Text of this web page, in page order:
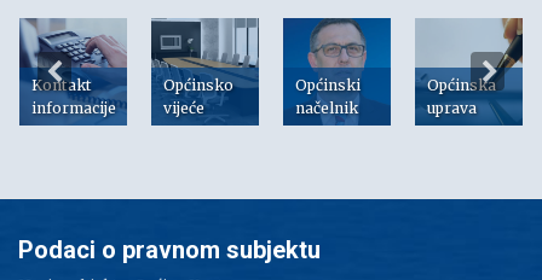
Kontakt
informacije
Općinsko
vijeće
Općinski
načelnik
Općinska
uprava
Podaci o pravnom subjektu